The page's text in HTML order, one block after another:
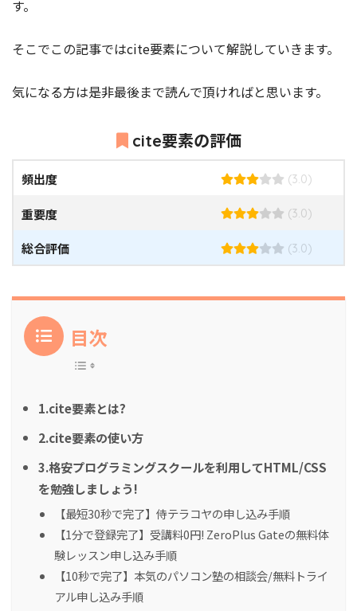
す。
そこでこの記事ではcite要素について解説していきます。
気になる方は是非最後まで読んで頂ければと思います。
cite要素の評価
頻出度 (3.0)
重要度 (3.0)
総合評価 (3.0)
目次
1.cite要素とは?
2.cite要素の使い方
3.格安プログラミングスクールを利用してHTML/CSS
を勉強しましょう!
【最短30秒で完了】侍テラコヤの申し込み手順
【1分で登録完了】受講料0円! ZeroPlus Gateの無料体
験レッスン申し込み手順
【10秒で完了】本気のパソコン塾の相談会/無料トライ
アル申し込み手順